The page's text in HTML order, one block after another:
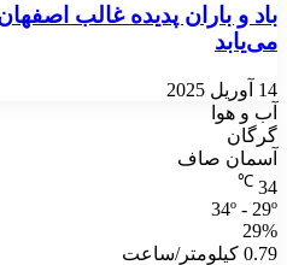
می‌یابد
14 آوریل 2025
آب و هوا
گرگان
آسمان صاف
34
℃
34º - 29º
29%
0.79 کیلومتر/ساعت